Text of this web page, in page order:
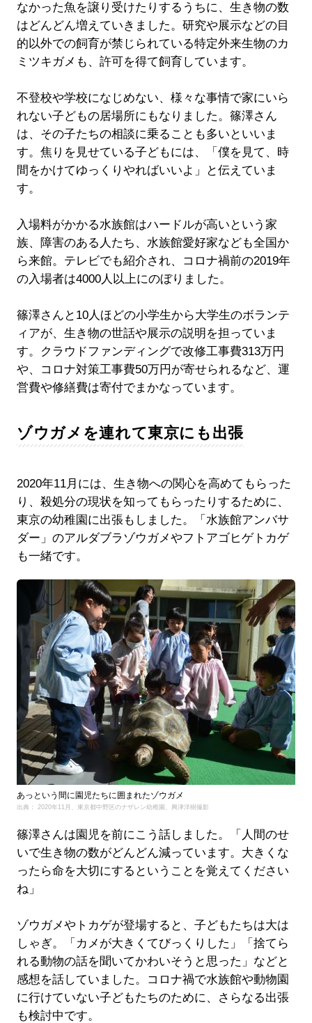
なかった魚を譲り受けたりするうちに、生き物の数
はどんどん増えていきました。研究や展示などの目
的以外での飼育が禁じられている特定外来生物のカ
ミツキガメも、許可を得て飼育しています。
不登校や学校になじめない、様々な事情で家にいら
れない子どもの居場所にもなりました。篠澤さん
は、その子たちの相談に乗ることも多いといいま
す。焦りを見せている子どもには、「僕を見て、時
間をかけてゆっくりやればいいよ」と伝えていま
す。
入場料がかかる水族館はハードルが高いという家
族、障害のある人たち、水族館愛好家なども全国か
ら来館。テレビでも紹介され、コロナ禍前の2019年
の入場者は4000人以上にのぼりました。
篠澤さんと10人ほどの小学生から大学生のボランテ
ィアが、生き物の世話や展示の説明を担っていま
す。クラウドファンディングで改修工事費313万円
や、コロナ対策工事費50万円が寄せられるなど、運
営費や修繕費は寄付でまかなっています。
ゾウガメを連れて東京にも出張
2020年11月には、生き物への関心を高めてもらった
り、殺処分の現状を知ってもらったりするために、
東京の幼稚園に出張もしました。「水族館アンバサ
ダー」のアルダブラゾウガメやフトアゴヒゲトカゲ
も一緒です。
あっという間に園児たちに囲まれたゾウガメ
出典： 2020年11月、東京都中野区のナザレン幼稚園、興津洋樹撮影
篠澤さんは園児を前にこう話しました。「人間のせ
いで生き物の数がどんどん減っています。大きくな
ったら命を大切にするということを覚えてください
ね」
ゾウガメやトカゲが登場すると、子どもたちは大は
しゃぎ。「カメが大きくてびっくりした」「捨てら
れる動物の話を聞いてかわいそうと思った」などと
感想を話していました。コロナ禍で水族館や動物園
に行けていない子どもたちのために、さらなる出張
も検討中です。